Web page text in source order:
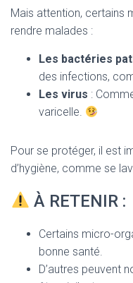
Mais attention, certains
rendre malades :
Les bactéries
des infections,
Les virus :
varicelle.
Pour se protéger, il est
d’hygiène, comme se
À RETENIR :
Certains micro-
bonne santé.
D’autres peuvent